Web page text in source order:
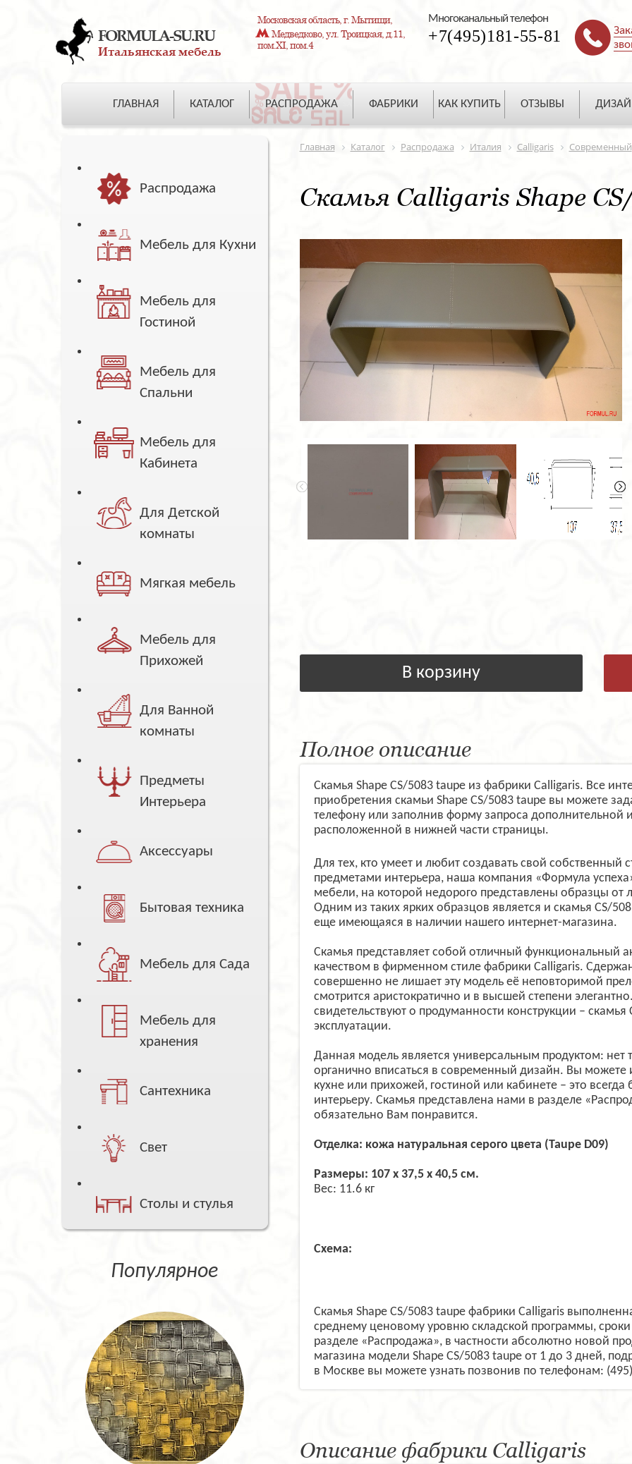
FORMULA-SU.RU
Итальянская мебель
Московская область, г. Мытищи,
Медведково, ул. Троицкая, д.11,
пом.XI, пом.4
Многоканальный телефон
+7(495)181-55-81
ГЛАВНАЯ КАТАЛОГ РАСПРОДАЖА ФАБРИКИ КАК КУПИТЬ ОТЗЫВЫ
Распродажа
Мебель для Кухни
Мебель для
Гостиной
Мебель для
Спальни
Мебель для
Кабинета
Для Детской
комнаты
Мягкая мебель
Мебель для
Прихожей
Для Ванной
комнаты
Предметы
Интерьера
Аксессуары
Бытовая техника
Мебель для Сада
Мебель для
хранения
Сантехника
Свет
Столы и стулья
Популярное
Главная Каталог Распродажа Италия Calligaris Современный
Скамья Calligaris Shape
В корзину
Полное описание
Скамья Shape CS/5083 taupe из фабрики Calligaris. Все
приобретения скамьи Shape CS/5083 taupe вы можете
телефону или заполнив форму запроса дополнительной
расположенной в нижней части страницы.
Для тех, кто умеет и любит создавать свой
предметами интерьера, наша компания «Формула
мебели, на которой недорого представлены образцы от
Одним из таких ярких образцов является и скамья CS/
еще имеющаяся в наличии нашего интернет-магазина.
Скамья представляет собой отличный функциональный
качеством в фирменном стиле фабрики Calligaris.
совершенно не лишает эту модель её неповторимой
смотрится аристократично и в высшей степени
свидетельствуют о продуманности конструкции –
эксплуатации.
Данная модель является универсальным продуктом:
органично вписаться в современный дизайн. Вы можете
кухне или прихожей, гостиной или кабинете – это
интерьеру. Скамья представлена нами в разделе
обязательно Вам понравится.
Отделка: кожа натуральная серого цвета (Taupe D09)
Размеры: 107 x 37,5 x 40,5 см.
Вес: 11.6 кг
Схема:
Скамья Shape CS/5083 taupe фабрики Calligaris
среднему ценовому уровню складской программы, сроки
разделе «Распродажа», в частности абсолютно новой
магазина модели Shape CS/5083 taupe от 1 до 3 дней,
в Москве вы можете узнать позвонив по телефонам:
Описание фабрики Calligaris